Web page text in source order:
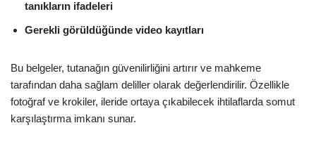
tanıkların ifadeleri
Gerekli görüldüğünde video kayıtları
Bu belgeler, tutanağın güvenilirliğini artırır ve mahkeme
tarafından daha sağlam deliller olarak değerlendirilir. Özellikle
fotoğraf ve krokiler, ileride ortaya çıkabilecek ihtilaflarda somut
karşılaştırma imkanı sunar.